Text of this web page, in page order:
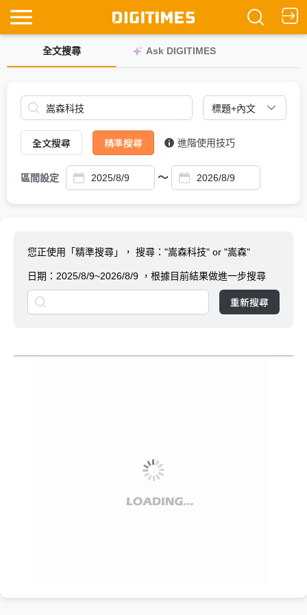
全文搜尋 Ask DIGITIMES
全文搜尋 精準搜尋 進階使用技巧
區間設定 ～
您正使用「精準搜尋」， 搜尋："嵩森科技" or "嵩森"
日期： 2025/8/9~2026/8/9 ，根據目前結果做進一步搜尋
重新搜尋